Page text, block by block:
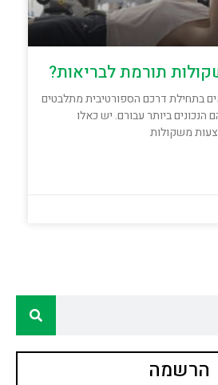
תורמת לבריאות?
בתחילת דרכם הספורטיבית מתלבטים
הנכונים ביותר עבורם. יש כאלו
משקולות
הרשמה